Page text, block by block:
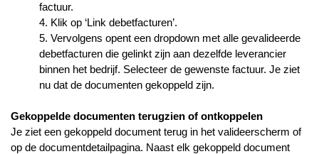
factuur.
4. Klik op ‘Link debetfacturen’.
5. Vervolgens opent een dropdown met alle gevalideerde
debetfacturen die gelinkt zijn aan dezelfde leverancier
binnen het bedrijf. Selecteer de gewenste factuur. Je ziet
nu dat de documenten gekoppeld zijn.
Gekoppelde documenten terugzien of ontkoppelen
Je ziet een gekoppeld document terug in het valideerscherm of
op de documentdetailpagina. Naast elk gekoppeld document